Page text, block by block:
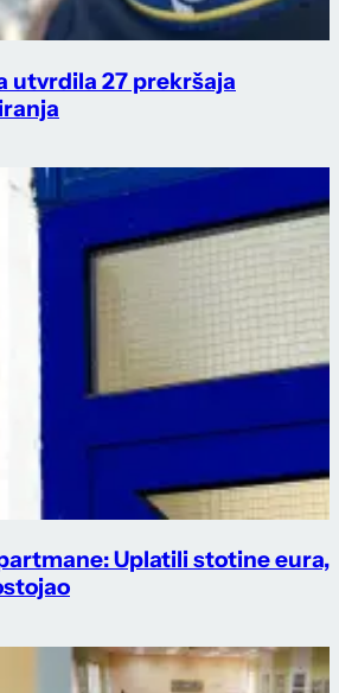
utvrdila 27 prekršaja
Uplatili stotine eura,